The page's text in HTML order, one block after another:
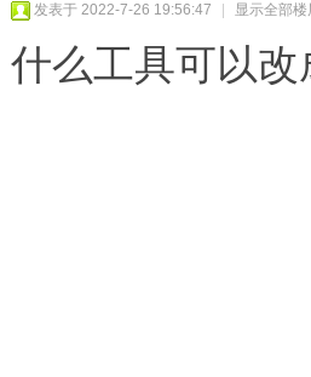
发表于 2022-7-26 19:56:47 显示全部楼
什么工具可以